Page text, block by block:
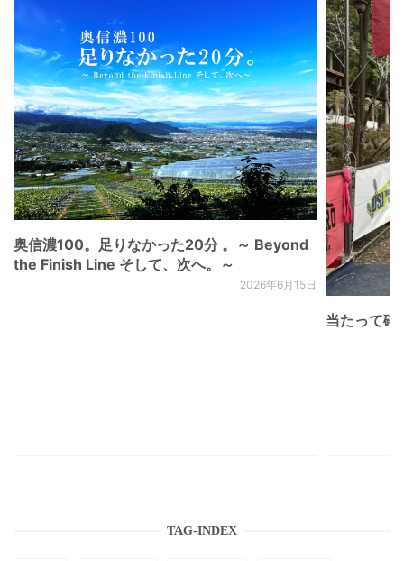
奥信濃100。足りなかった20分 。～ Beyond
the Finish Line そして、次へ。～
2026年6月15日
当たって砕
TAG-INDEX